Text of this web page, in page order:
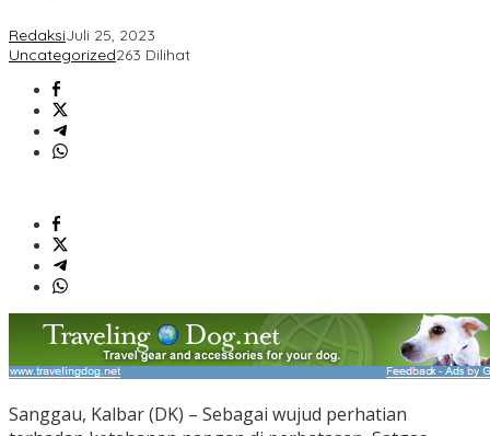
RedaksiJuli 25, 2023
Uncategorized263 Dilihat
Sanggau, Kalbar (DK) – Sebagai wujud perhatian